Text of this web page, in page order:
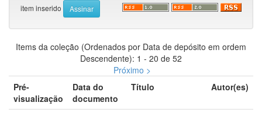
item inserido
Items da coleção (Ordenados por Data de depósito em ordem
Descendente): 1 - 20 de 52
Próximo >
Pré-
visualização
Data do
documento
Título Autor(es)